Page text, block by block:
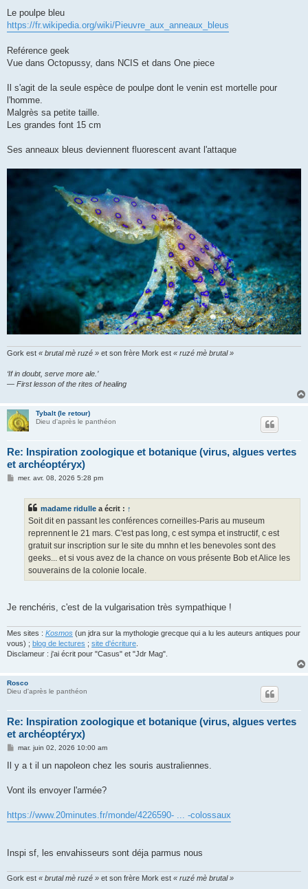
s
a
Le poulpe bleu
https://fr.wikipedia.org/wiki/Pieuvre_aux_anneaux_bleus
Reférence geek
Vue dans Octopussy, dans NCIS et dans One piece
Il s'agit de la seule espèce de poulpe dont le venin est mortelle pour
l'homme.
Malgrès sa petite taille.
Les grandes font 15 cm
Ses anneaux bleus deviennent fluorescent avant l'attaque
Gork est « brutal mè ruzé » et son frère Mork est « ruzé mè brutal »
‘If in doubt, serve more ale.’
— First lesson of the rites of healing
Tybalt (le retour)
Dieu d'après le panthéon
Re: Inspiration zoologique et botanique (virus, algues vertes
et archéoptéryx)
Mmer. avr. 08, 2026 5:28 pm
madame ridulle a écrit : ↑
Soit dit en passant les conférences corneilles-Paris au museum
reprennent le 21 mars. C'est pas long, c est sympa et instructif, c est
gratuit sur inscription sur le site du mnhn et les benevoles sont des
geeks... et si vous avez de la chance on vous présente Bob et Alice les
souverains de la colonie locale.
Je renchéris, c'est de la vulgarisation très sympathique !
Mes sites : Kosmos (un jdra sur la mythologie grecque qui a lu les auteurs antiques pour
vous) ; blog de lectures ; site d'écriture
Disclameur : j'ai écrit pour "Casus" et "Jdr Mag".
Rosco
Dieu d'après le panthéon
Re: Inspiration zoologique et botanique (virus, algues vertes
et archéoptéryx)
M
s
s
g
mar. juin 02, 2026 10:00 am
Il y a t il un napoleon chez les souris australiennes.
Vont ils envoyer l'armée?
https://www.20minutes.fr/monde/4226590- ... -colossaux
Inspi sf, les envahisseurs sont déja parmus nous
Gork est « brutal mè ruzé » et son frère Mork est « ruzé mè brutal »